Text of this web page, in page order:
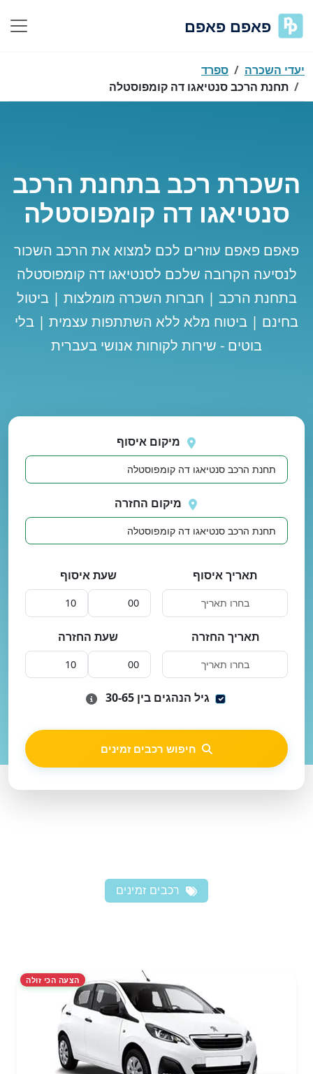
פאפם פאפם
יעדי השכרה
ספרד
תחנת הרכב סנטיאגו דה קומפוסטלה
השכרת רכב בתחנת הרכב
סנטיאגו דה קומפוסטלה
פאפם פאפם עוזרים לכם למצוא את הרכב השכור
לנסיעה הקרובה שלכם לסנטיאגו דה קומפוסטלה
בתחנת הרכב | חברות השכרה מומלצות | ביטול
בחינם | ביטוח מלא ללא השתתפות עצמית | בלי
בוטים - שירות לקוחות אנושי בעברית
שוב
מיקום איסוף
מיקום החזרה
תאריך איסוף שעת איסוף
תאריך החזרה שעת החזרה
גיל הנהגים בין 30-65
חיפוש רכבים זמינים
רכבים זמינים
הצעה הכי זולה